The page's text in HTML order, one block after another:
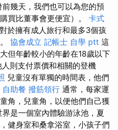
幾天，我們也可以為您的預
買比董事會更便宜）。 卡式
於擁有成人旅行和最多3個孩
協會成立 記帳士 自學 ptt 這
但年齡較小的年齡在18歲以下
則支付票價和相關的登機
兒童沒有單獨的時間表，他們
自助餐 撥筋領行 通常，每家運
角，兒童角，以便他們自己獲
是一個室內體驗游泳池，夏
健身室和桑拿浴室，小孩子們